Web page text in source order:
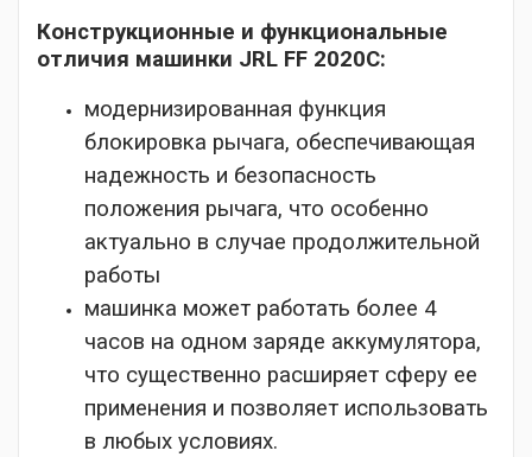
Конструкционные и функциональные
отличия машинки JRL FF 2020C:
модернизированная функция
блокировка рычага, обеспечивающая
надежность и безопасность
положения рычага, что особенно
актуально в случае продолжительной
работы
машинка может работать более 4
часов на одном заряде аккумулятора,
что существенно расширяет сферу ее
применения и позволяет использовать
в любых условиях.